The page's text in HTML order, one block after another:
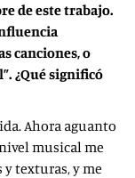
de este trabajo.
canciones, o
¿Qué significó
Ahora aguanto
musical me
texturas, y me